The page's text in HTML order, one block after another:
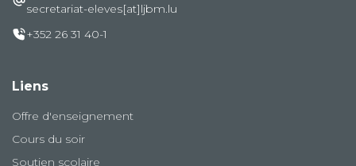
secretariat-eleves[at]ljbm.lu
+352 26 31 40-1
Liens
Offre d'enseignement
Cours du soir
Soutien scolaire